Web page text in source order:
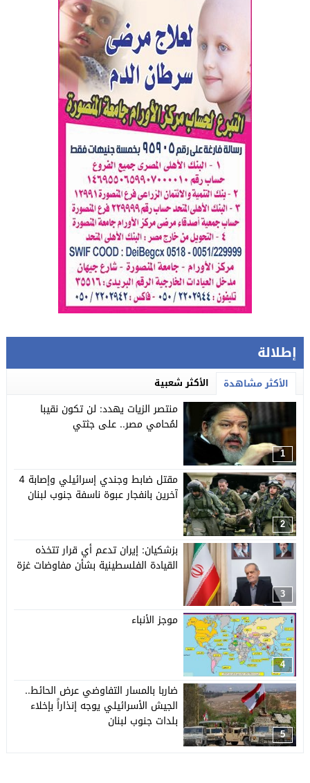
إطلالة
الأكثر مشاهدة الأكثر شعبية
1
منتصر الزيات يهدد: لن تكون نقيبا
لمُحامي مصر.. على جثتي
2
مقتل ضابط وجندي إسرائيلي وإصابة 4
آخرين بانفجار عبوة ناسفة جنوب لبنان
3
بزشكيان: إيران تدعم أي قرار تتخذه
القيادة الفلسطينية بشأن مفاوضات غزة
4
موجز الأنباء
5
ضاربا بالمسار التفاوضي عرض الحائط..
الجيش الأسرائيلي يوجه إنذاراً بإخلاء
بلدات جنوب لبنان